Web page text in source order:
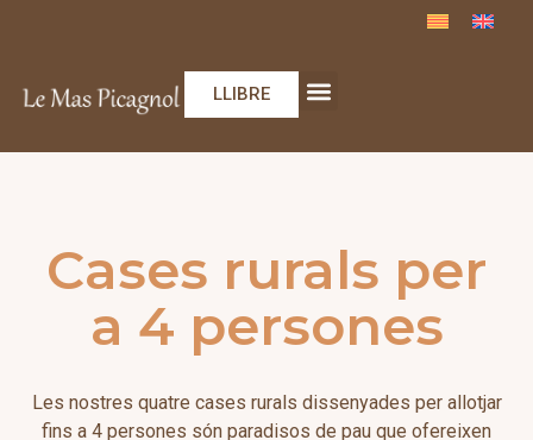
LLIBRE
Cases rurals per
a 4 persones
Les nostres quatre cases rurals dissenyades per allotjar
fins a 4 persones són paradisos de pau que ofereixen